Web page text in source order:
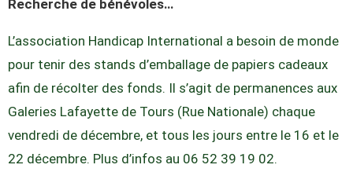
Recherche de bénévoles…
L’association Handicap International a besoin de monde
pour tenir des stands d’emballage de papiers cadeaux
afin de récolter des fonds. Il s’agit de permanences aux
Galeries Lafayette de Tours (Rue Nationale) chaque
vendredi de décembre, et tous les jours entre le 16 et le
22 décembre. Plus d’infos au 06 52 39 19 02.